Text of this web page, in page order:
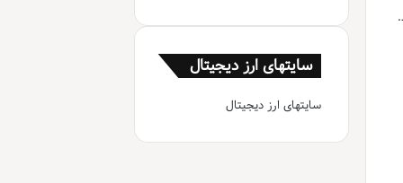
سایتهای ارز دیجیتال
سایتهای ارز دیجیتال